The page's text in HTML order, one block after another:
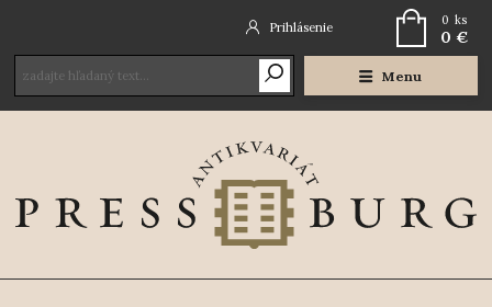
Menu
Prihlásenie 0 ks
0 €